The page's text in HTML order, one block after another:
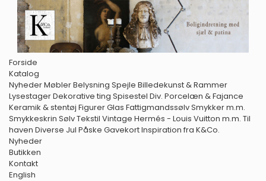
Forside
Katalog
NyhederMøblerBelysning Spejle Billedekunst & Rammer
LysestagerDekorative ting Spisestel Div. Porcelæn & Fajance
Keramik & stentøj FigurerGlas FattigmandssølvSmykker m.m.
Smykkeskrin SølvTekstil Vintage Hermés - Louis Vuitton m.m. Til
haven Diverse Jul Påske GavekortInspiration fra K&Co.
Nyheder
Butikken
Kontakt
English